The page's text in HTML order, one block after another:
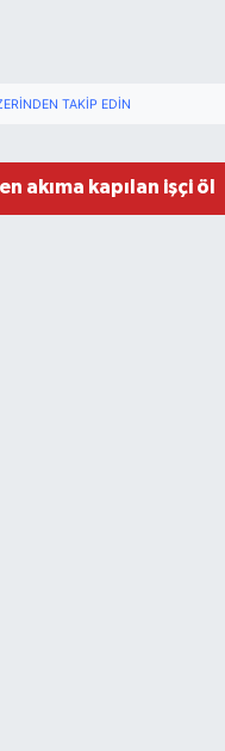
TAKIP EDIN
akıma kapılan işçi